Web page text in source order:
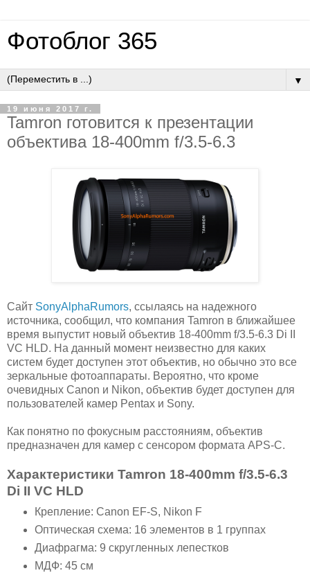
Фотоблог 365
▼
19 июня 2017 г.
Tamron готовится к презентации
объектива 18-400mm f/3.5-6.3
Сайт SonyAlphaRumors, ссылаясь на надежного
источника, сообщил, что компания Tamron в ближайшее
время выпустит новый объектив 18-400mm f/3.5-6.3 Di II
VC HLD. На данный момент неизвестно для каких
систем будет доступен этот объектив, но обычно это все
зеркальные фотоаппараты. Вероятно, что кроме
очевидных Canon и Nikon, объектив будет доступен для
пользователей камер Pentax и Sony.
Как понятно по фокусным расстояниям, объектив
предназначен для камер с сенсором формата APS-C.
Характеристики Tamron 18-400mm f/3.5-6.3
Di II VC HLD
Крепление: Canon EF-S, Nikon F
Оптическая схема: 16 элементов в 1 группах
Диафрагма: 9 скругленных лепестков
МДФ: 45 см